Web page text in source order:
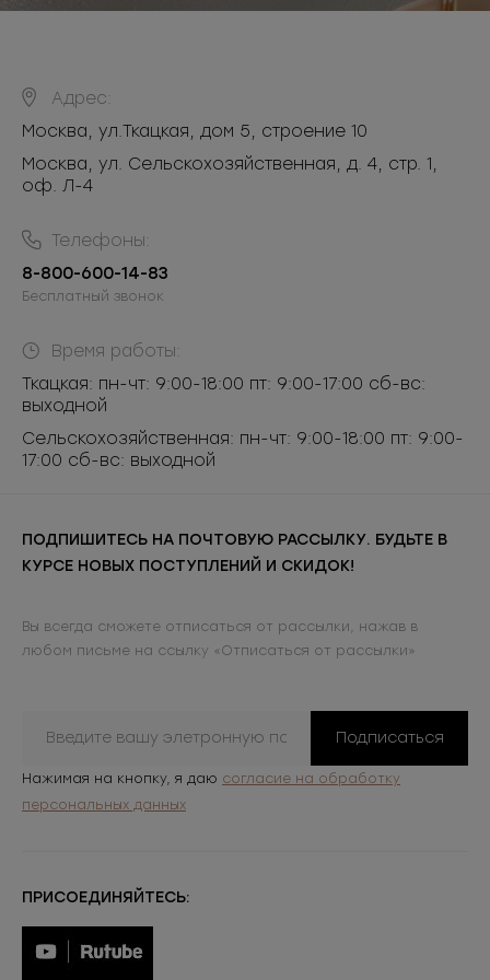
Адрес:
Москва, ул.Ткацкая, дом 5, строение 10
Москва, ул. Сельскохозяйственная, д. 4, стр. 1,
оф. Л-4
Телефоны:
8-800-600-14-83
Бесплатный звонок
Время работы:
Ткацкая: пн-чт: 9:00-18:00 пт: 9:00-17:00 сб-вс:
выходной
Сельскохозяйственная: пн-чт: 9:00-18:00 пт: 9:00-
17:00 сб-вс: выходной
ПОДПИШИТЕСЬ НА ПОЧТОВУЮ РАССЫЛКУ. БУДЬТЕ В
КУРСЕ НОВЫХ ПОСТУПЛЕНИЙ И СКИДОК!
Вы всегда сможете отписаться от рассылки, нажав в
любом письме на ссылку «Отписаться от рассылки»
Подписаться
Нажимая на кнопку, я даю согласие на обработку
персональных данных
ПРИСОЕДИНЯЙТЕСЬ: